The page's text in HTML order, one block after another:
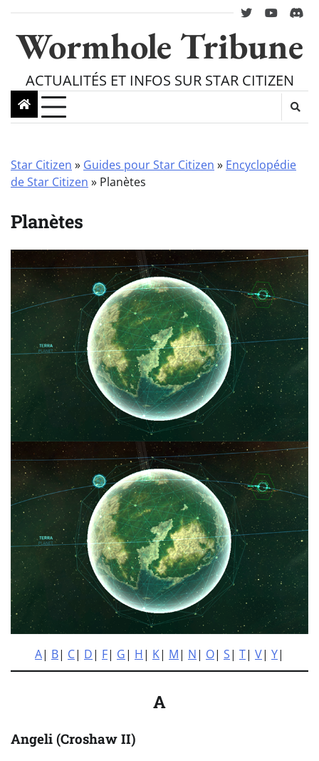
content
twitteryoutube
Wormhole Tribune
ACTUALITÉS ET INFOS SUR STAR CITIZEN
Star Citizen » Guides pour Star Citizen » Encyclopédie
de Star Citizen » Planètes
Planètes
A| B| C| D| F| G| H| K| M| N| O| S| T| V| Y|
A
Angeli (Croshaw II)